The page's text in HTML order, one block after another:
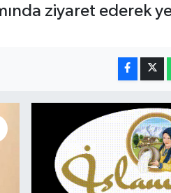
ziyaret ederek